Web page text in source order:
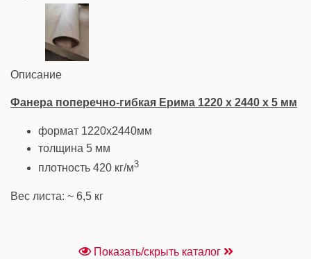
Описание
Фанера поперечно-гибкая Ерима 1220 x 2440 х 5 мм
формат 1220х2440мм
толщина 5 мм
плотность 420 кг/м3
Вес листа: ~ 6,5 кг
Показать/скрыть каталог